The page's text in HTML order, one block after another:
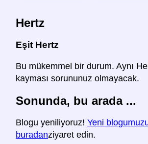
Hertz
Eşit Hertz
Bu mükemmel bir durum. Aynı
kayması sorununuz olmayacak.
Sonunda, bu arada ...
Blogu yeniliyoruz! Yeni
buradanziyaret edin.